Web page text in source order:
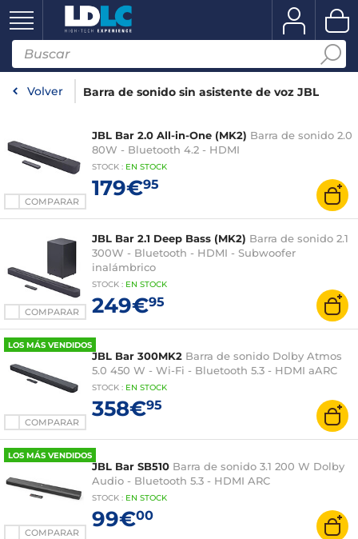
Volver Barra de sonido sin asistente de voz JBL
COMPARAR
JBL Bar 2.0 All-in-One (MK2) Barra de sonido 2.0
80W - Bluetooth 4.2 - HDMI
STOCK : EN STOCK
179€95
COMPARAR
JBL Bar 2.1 Deep Bass (MK2) Barra de sonido 2.1
300W - Bluetooth - HDMI - Subwoofer
inalámbrico
STOCK : EN STOCK
249€95
LOS MÁS VENDIDOS
COMPARAR
JBL Bar 300MK2 Barra de sonido Dolby Atmos
5.0 450 W - Wi-Fi - Bluetooth 5.3 - HDMI aARC
STOCK : EN STOCK
358€95
LOS MÁS VENDIDOS
COMPARAR
JBL Bar SB510 Barra de sonido 3.1 200 W Dolby
Audio - Bluetooth 5.3 - HDMI ARC
STOCK : EN STOCK
99€00